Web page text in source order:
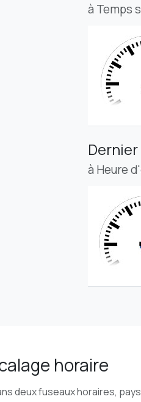
à Temps
à Heure
horaire
deux fuseaux horaires,